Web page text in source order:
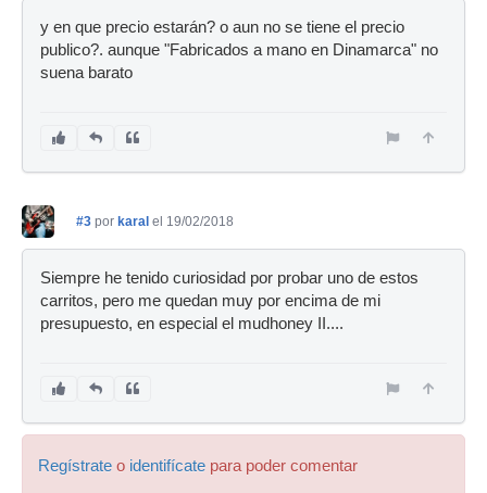
y en que precio estarán? o aun no se tiene el precio
publico?. aunque "Fabricados a mano en Dinamarca" no
suena barato
#3 por karal el 19/02/2018
Siempre he tenido curiosidad por probar uno de estos
carritos, pero me quedan muy por encima de mi
presupuesto, en especial el mudhoney II....
Regístrate o identifícate para poder comentar